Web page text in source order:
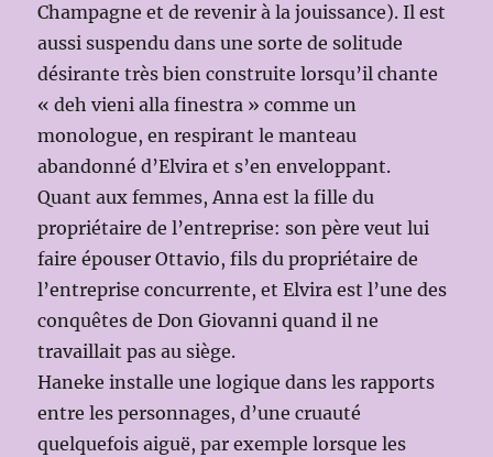
Champagne et de revenir à la jouissance). Il est
aussi suspendu dans une sorte de solitude
désirante très bien construite lorsqu’il chante
« deh vieni alla finestra » comme un
monologue, en respirant le manteau
abandonné d’Elvira et s’en enveloppant.
Quant aux femmes, Anna est la fille du
propriétaire de l’entreprise: son père veut lui
faire épouser Ottavio, fils du propriétaire de
l’entreprise concurrente, et Elvira est l’une des
conquêtes de Don Giovanni quand il ne
travaillait pas au siège.
Haneke installe une logique dans les rapports
entre les personnages, d’une cruauté
quelquefois aiguë, par exemple lorsque les